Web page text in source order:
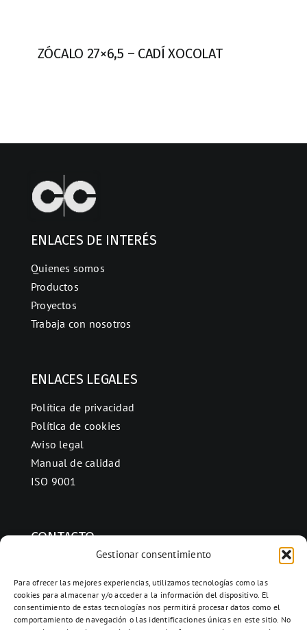
Gestionar consentimiento
Para ofrecer las mejores experiencias, utilizamos tecnologías como las
cookies para almacenar y/o acceder a la información del dispositivo. El
consentimiento de estas tecnologías nos permitirá procesar datos como el
comportamiento de navegación o las identificaciones únicas en este sitio. No
ZÓCALO 27×6,5 – CADÍ XOCOLAT
ENLACES DE INTERÉS
Quienes somos
Productos
Proyectos
Trabaja con nosotros
ENLACES LEGALES
Política de privacidad
Política de cookies
Aviso legal
Manual de calidad
ISO 9001
CONTACTO
08280 Calaf, Barcelona
938 69 82 50
info@ceramicascalaf.com